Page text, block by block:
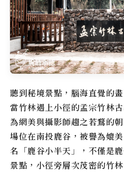
聽到秘境景點，腦海直覺的
當竹林遇上小徑的孟宗竹林
為網美與攝影師趨之若鶩的
場位在南投鹿谷，被譽為媲
名「鹿谷小半天」，不僅是
景點，小徑旁層次茂密的竹